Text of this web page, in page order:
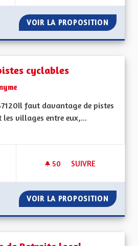
VOIR LA PROPOSITION
cyclables
faut davantage de pistes
villages entre eux,...
la catégorie : Autres
50 50 ABONNÉS
SUIVRE
VOIR LA PROPOSITION